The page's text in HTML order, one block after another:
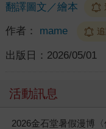
翻譯圖文／繪本
作者： mame
出版日： 2026/05/01
活動訊息
2026金石堂暑假漫博